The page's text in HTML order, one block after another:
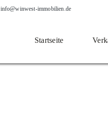
info@winwest-immobilien.de
Startseite